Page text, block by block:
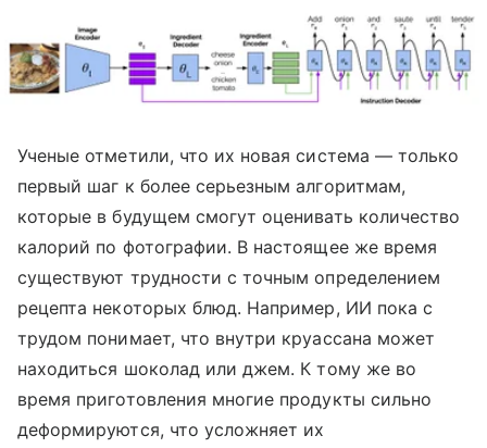
Ученые отметили, что их новая система — только
первый шаг к более серьезным алгоритмам,
которые в будущем смогут оценивать количество
калорий по фотографии. В настоящее же время
существуют трудности с точным определением
рецепта некоторых блюд. Например, ИИ пока с
трудом понимает, что внутри круассана может
находиться шоколад или джем. К тому же во
время приготовления многие продукты сильно
деформируются, что усложняет их